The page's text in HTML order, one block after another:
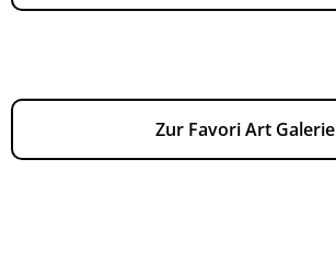
Zur Favori Art Galerie